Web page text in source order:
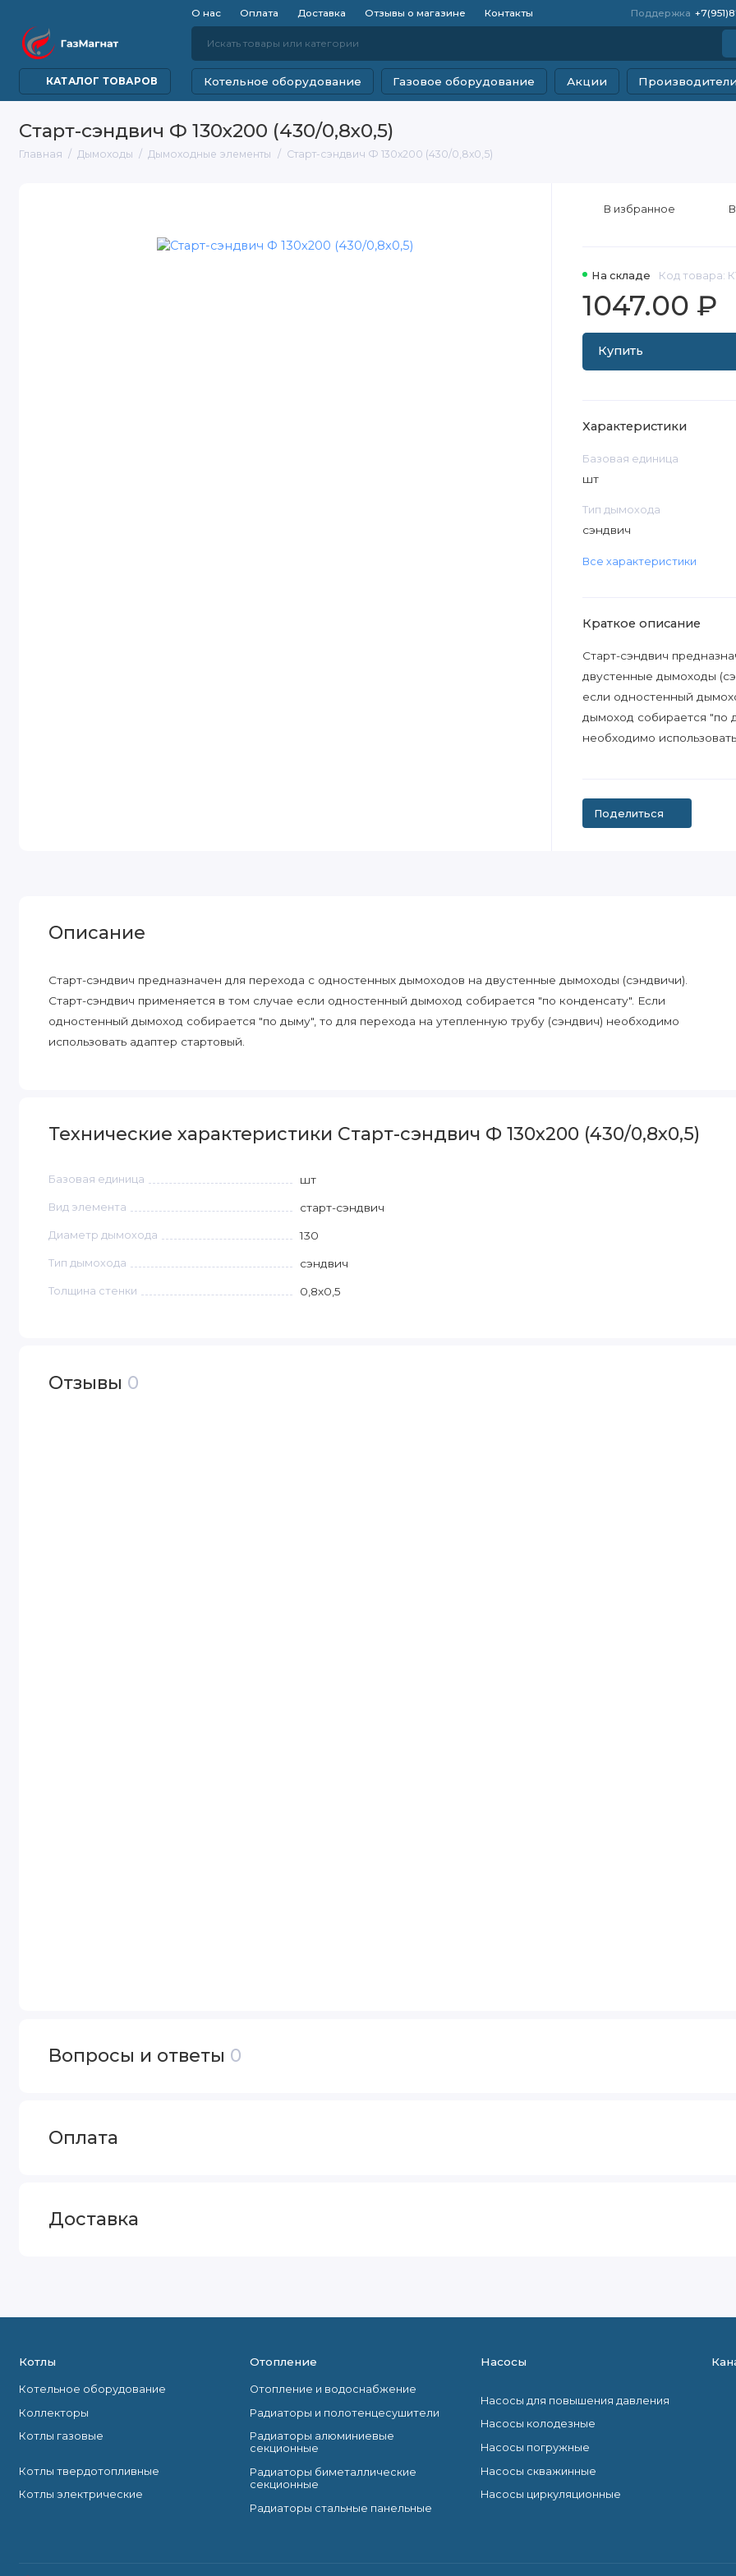
О нас Оплата Доставка Отзывы о магазине Контакты Поддержка
КАТАЛОГ ТОВАРОВ Котельное оборудование Газовое оборудование Акции Производители
Старт-сэндвич Ф 130х200 (430/0,8х0,5)
Главная Дымоходы Дымоходные элементы Старт-сэндвич Ф 130х200 (430/0,8х0,5)
На складе Код товара:
1047.00 ₽
Купить
В избранное
Характеристики
Базовая единица
шт
Тип дымохода
сэндвич
Все характеристики
Краткое описание
Старт-сэндвич
двустенные дымоходы
если одностенный
дымоход собирается "по
необходимо
Поделиться
Описание
Старт-сэндвич предназначен для перехода с одностенных дымоходов на двустенные дымоходы (сэндвичи).
Старт-сэндвич применяется в том случае если одностенный дымоход собирается "по конденсату". Если
одностенный дымоход собирается "по дыму", то для перехода на утепленную трубу (сэндвич) необходимо
использовать адаптер стартовый.
Технические характеристики Старт-сэндвич Ф 130х200 (430/0,8х0,5)
Базовая единица шт
Вид элемента старт-сэндвич
Диаметр дымохода 130
Тип дымохода сэндвич
Толщина стенки 0,8х0,5
Отзывы 0
Вопросы и ответы 0
Оплата
Доставка
Котлы
Котельное оборудование
Коллекторы
Котлы газовые
Котлы твердотопливные
Котлы электрические
Отопление
Отопление и водоснабжение
Радиаторы и полотенцесушители
Радиаторы алюминиевые
секционные
Радиаторы биметаллические
секционные
Радиаторы стальные панельные
Насосы
Насосы для повышения давления
Насосы колодезные
Насосы погружные
Насосы скважинные
Насосы циркуляционные